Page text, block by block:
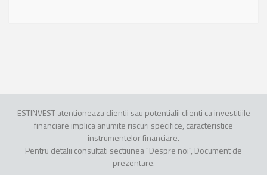
ESTINVEST atentioneaza clientii sau potentialii clienti ca investitiile
financiare implica anumite riscuri specifice, caracteristice
instrumentelor financiare.
Pentru detalii consultati sectiunea "Despre noi", Document de
prezentare.